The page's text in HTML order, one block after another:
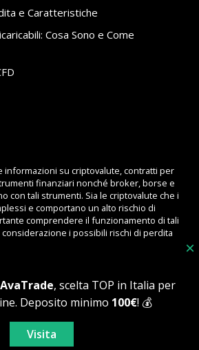
×
AvaTrade, scelta TOP in Italia per
Deposito minimo 100€! 💰
Visita
e Caratteristiche
Cosa Sono e Come
informazioni su criptovalute, contratti per
finanziari nonché broker, borse e
con tali strumenti. Sia le criptovalute che i
e comportano un alto rischio di
comprendere il funzionamento di tali
i possibili rischi di perdita
- Edito da ViboBet - Sede legale: Via
D'Ippona (VV) - P.IVA 03393810795 -
All Rights Reserved.